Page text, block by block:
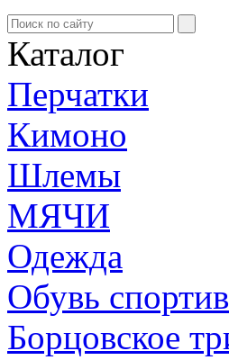
Каталог
Перчатки
Кимоно
Шлемы
МЯЧИ
Одежда
Обувь
Борцовское